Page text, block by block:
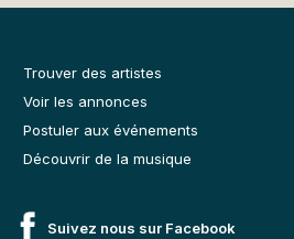
Trouver des artistes
Voir les annonces
Postuler aux événements
Découvrir de la musique
Suivez nous sur Facebook